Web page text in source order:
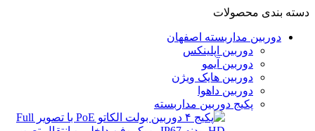
دسته بندی محصولات
دوربین مداربسته اصفهان
دوربین اپلینکس
دوربین آیمو
دوربین هایک ویژن
دوربین داهوا
پکیج دوربین مداربسته